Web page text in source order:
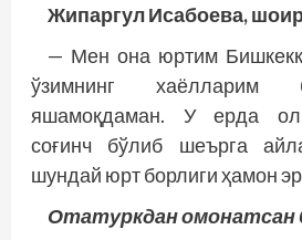
Жипаргул Исабоева,
— Мен она юртим
ўзимнинг хаёлларим
яшамоқдаман. У ерда
соғинч бўлиб шеърга
шундай юрт борлиги ҳамон
Отатуркдан омонатсан